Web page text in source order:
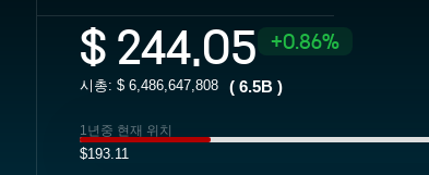
$ 244.05 0.86%
시총: $ 6,486,647,808 ( 6.5B )
1년중 현재 위치
$193.11